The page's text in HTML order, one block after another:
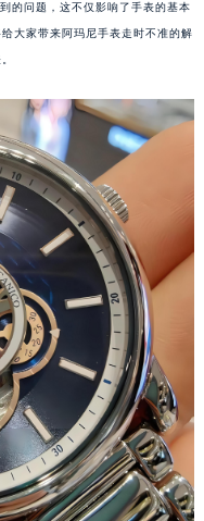
的问题，这不仅影响了手表的基本
大家带来阿玛尼手表走时不准的解